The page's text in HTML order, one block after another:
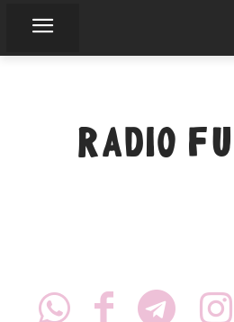
RADIO